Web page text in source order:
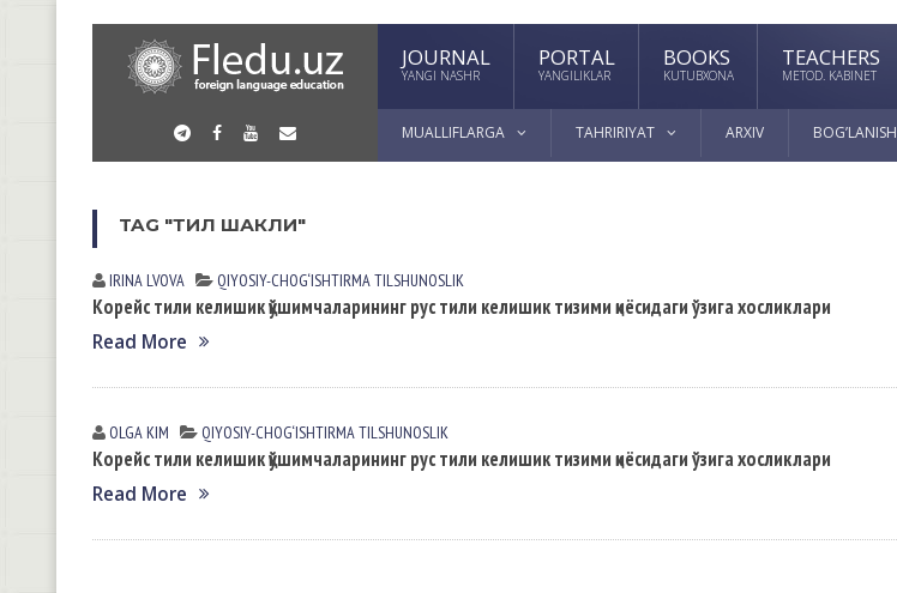
JOURNAL
YANGI NASHR
PORTAL
YANGILIKLAR
BOOKS
KUTUBXONA
TEACHERS
METOD. KABINET
MUALLIFLARGA TAHRIRIYAT ARXIV BOG’LANISH
TAG "ТИЛ ШАКЛИ"
IRINA LVOVА QIYOSIY-CHOG‘ISHTIRMA TILSHUNOSLIK
Корейс тили келишик қўшимчаларининг рус тили келишик тизими қиёсидаги ўзига хосликлари
Read More
OLGA KIM QIYOSIY-CHOG‘ISHTIRMA TILSHUNOSLIK
Корейс тили келишик қўшимчаларининг рус тили келишик тизими қиёсидаги ўзига хосликлари
Read More